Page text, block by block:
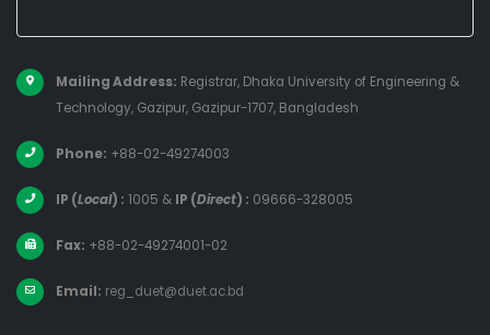
Mailing Address: Registrar, Dhaka University of Engineering &
Technology, Gazipur, Gazipur-1707, Bangladesh
Phone: +88-02-49274003
IP (Local) : 1005 & IP (Direct) : 09666-328005
Fax: +88-02-49274001-02
Email: reg_duet@duet.ac.bd